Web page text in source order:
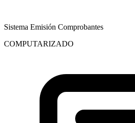
Sistema Emisión Comprobantes
COMPUTARIZADO